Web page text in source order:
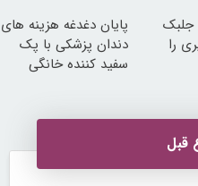
را
پایان دغدغه هزینه های
دندان پزشکی با پک
سفید کننده خانگی
قبل